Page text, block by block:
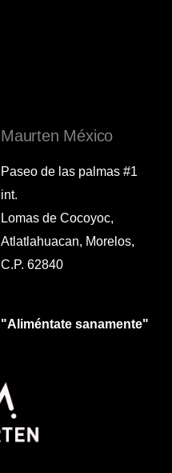
Maurten México
Paseo de las palmas #1
int.
Lomas de Cocoyoc,
Atlatlahuacan, Morelos,
C.P. 62840
"Aliméntate sanamente"